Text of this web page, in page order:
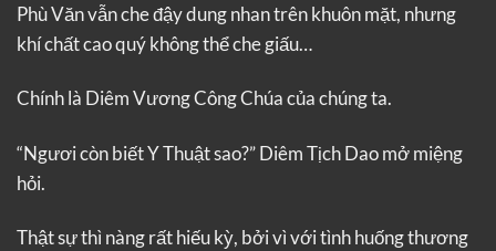
Phù Văn vẫn che đậy dung nhan trên khuôn mặt, nhưng
khí chất cao quý không thể che giấu…
Chính là Diêm Vương Công Chúa của chúng ta.
“Ngươi còn biết Y Thuật sao?” Diêm Tịch Dao mở miệng
hỏi.
Thật sự thì nàng rất hiếu kỳ, bởi vì với tình huống thương